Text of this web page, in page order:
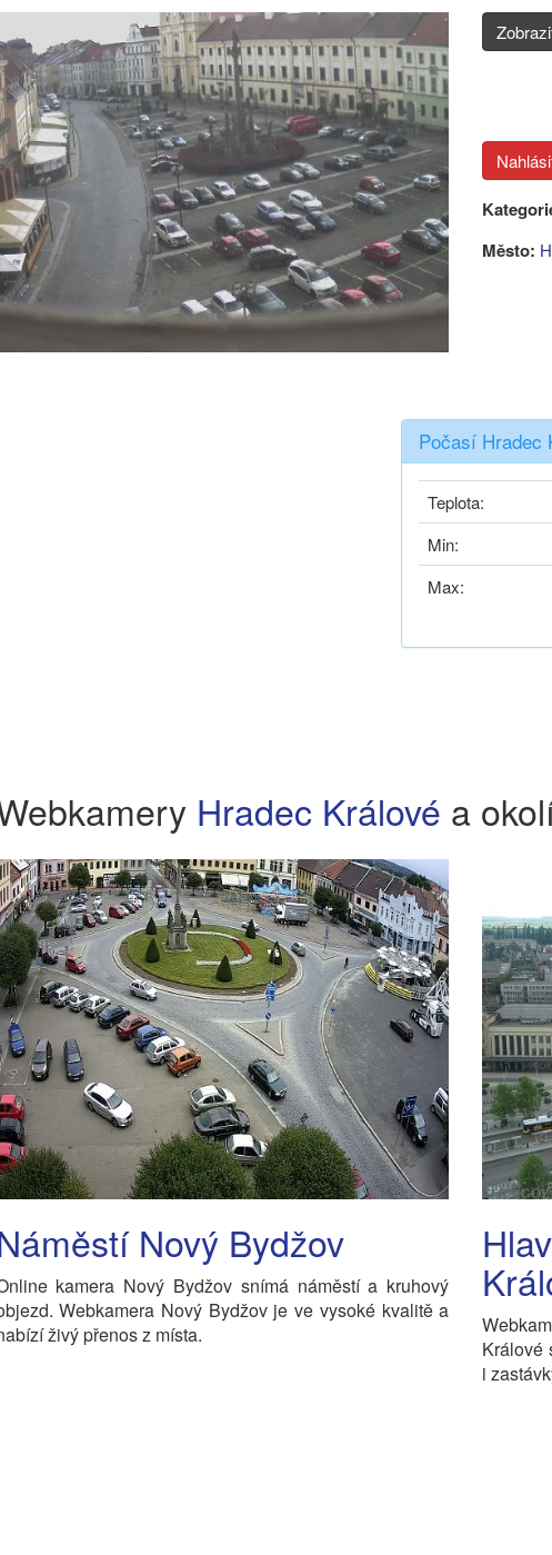
Město:
Počasí Hradec
Teplota:
Min:
Max:
Hradec Králové a
Nový Bydžov
kamera Nový Bydžov snímá náměstí a kruhový
Webkamera Nový Bydžov je ve vysoké kvalitě a
živý přenos z místa.
Králové
i